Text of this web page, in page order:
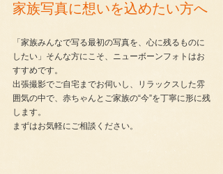
家族写真に想いを込めたい方へ
「家族みんなで写る最初の写真を、心に残るものに
したい」そんな方にこそ、ニューボーンフォトはお
すすめです。
出張撮影でご自宅までお伺いし、リラックスした雰
囲気の中で、赤ちゃんとご家族の“今”を丁寧に形に残
します。
まずはお気軽にご相談ください。